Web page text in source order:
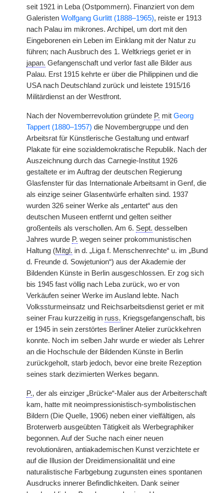
seit 1921 in Leba (Ostpommern). Finanziert von dem
Galeristen Wolfgang Gurlitt (1888–1965), reiste er 1913
nach Palau im mikrones. Archipel, um dort mit den
Eingeborenen ein Leben im Einklang mit der Natur zu
führen; nach Ausbruch des 1. Weltkriegs geriet er in
japan. Gefangenschaft und verlor fast alle Bilder aus
Palau. Erst 1915 kehrte er über die Philippinen und die
USA nach Deutschland zurück und leistete 1915/16
Militärdienst an der Westfront.
Nach der Novemberrevolution gründete P. mit Georg
Tappert (1880–1957) die Novembergruppe und den
Arbeitsrat für Künstlerische Gestaltung und entwarf
Plakate für eine sozialdemokratische Republik. Nach der
Auszeichnung durch das Carnegie-Institut 1926
gestaltete er im Auftrag der deutschen Regierung
Glasfenster für das Internationale Arbeitsamt in Genf, die
als einzige seiner Glasentwürfe erhalten sind. 1937
wurden 326 seiner Werke als „entartet“ aus den
deutschen Museen entfernt und gelten seither
großenteils als verschollen. Am 6. Sept. desselben
Jahres wurde P. wegen seiner prokommunistischen
Haltung (Mitgl. in d. „Liga f. Menschenrechte“ u. im „Bund
d. Freunde d. Sowjetunion“) aus der Akademie der
Bildenden Künste in Berlin ausgeschlossen. Er zog sich
bis 1945 fast völlig nach Leba zurück, wo er von
Verkäufen seiner Werke im Ausland lebte. Nach
Volkssturmeinsatz und Reichsarbeitsdienst geriet er mit
seiner Frau kurzzeitig in russ. Kriegsgefangenschaft, bis
er 1945 in sein zerstörtes Berliner Atelier zurückkehren
konnte. Noch im selben Jahr wurde er wieder als Lehrer
an die Hochschule der Bildenden Künste in Berlin
zurückgeholt, starb jedoch, bevor eine breite Rezeption
seines stark dezimierten Werkes begann.
P., der als einziger „Brücke“-Maler aus der Arbeiterschaft
kam, hatte mit neoimpressionistisch-symbolistischen
Bildern (Die Quelle, 1906) neben einer vielfältigen, als
Broterwerb ausgeübten Tätigkeit als Werbegraphiker
begonnen. Auf der Suche nach einer neuen
revolutionären, antiakademischen Kunst verzichtete er
auf die Illusion der Dreidimensionalität und eine
naturalistische Farbgebung zugunsten eines spontanen
Ausdrucks innerer Befindlichkeiten. Dank seiner